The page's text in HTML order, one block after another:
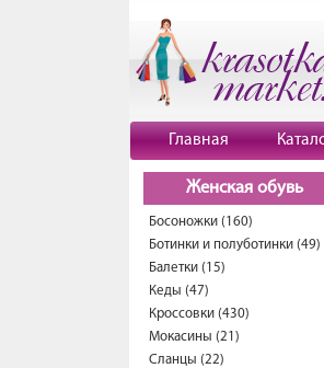
Главная
Женская обувь
Босоножки (160)
Ботинки и полуботинки (49)
Балетки (15)
Кеды (47)
Кроссовки (430)
Мокасины (21)
Сланцы (22)